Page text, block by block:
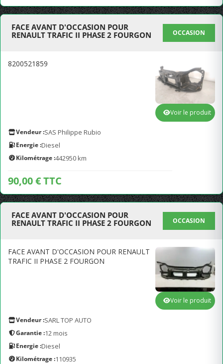
FACE AVANT D'OCCASION POUR
RENAULT TRAFIC II PHASE 2 FOURGON
OCCASION
8200521859
Vendeur :SAS Philippe Rubio
Energie :Diesel
Kilométrage :442950 km
90,00 € TTC
Voir le produit
FACE AVANT D'OCCASION POUR
RENAULT TRAFIC II PHASE 2 FOURGON
OCCASION
FACE AVANT D'OCCASION POUR RENAULT
TRAFIC II PHASE 2 FOURGON
Vendeur :SARL TOP AUTO
Garantie :12 mois
Energie :Diesel
Kilométrage :110935
Voir le produit